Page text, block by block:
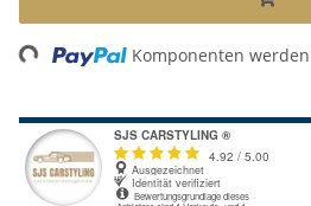
Komponenten